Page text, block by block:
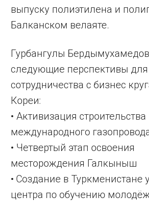
выпуску полиэтилена и
Балканском велаяте.
Гурбангулы
следующие перспективы для
сотрудничества с бизнес
Кореи:
• Активизация строительства
международного
• Четвертый этап освоения
месторождения Галкыныш
• Создание в Туркменистане
центра по обучению